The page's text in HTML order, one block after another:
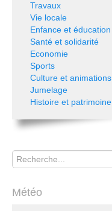
Travaux
Vie locale
Enfance et éducation
Santé et solidarité
Economie
Sports
Culture et animations
Jumelage
Histoire et patrimoine
Rechercher
Météo